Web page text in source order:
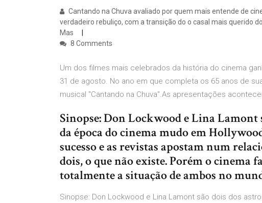
Cantando na Chuva avaliado por quem mais entende de
verdadeiro rebuliço, com a transição do o casal mais querido
Mas
8 Comments
Um dos filmes mais celebrados da história do cinema
31 de agosto. No ano em que completa os 65 anos de
musical "Cantando na Chuva".As apresentações
Sinopse: Don Lockwood e Lina Lamont
da época do cinema mudo em
sucesso e as revistas apostam num
dois, o que não existe. Porém o cinema
totalmente a situação de ambos no
Sinopse: Don Lockwood e Lina Lamont são dois dos